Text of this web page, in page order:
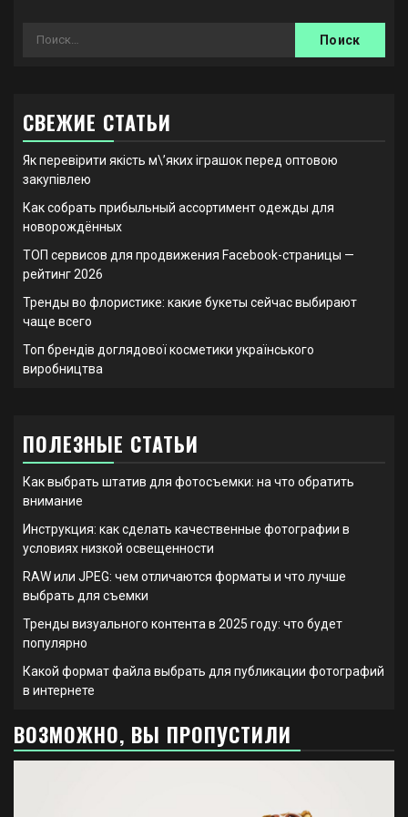
Найти:
СВЕЖИЕ СТАТЬИ
Як перевірити якість м\’яких іграшок перед оптовою
закупівлею
Как собрать прибыльный ассортимент одежды для
новорождённых
ТОП сервисов для продвижения Facebook-страницы —
рейтинг 2026
Тренды во флористике: какие букеты сейчас выбирают
чаще всего
Топ брендів доглядової косметики українського
виробництва
ПОЛЕЗНЫЕ СТАТЬИ
Как выбрать штатив для фотосъемки: на что обратить
внимание
Инструкция: как сделать качественные фотографии в
условиях низкой освещенности
RAW или JPEG: чем отличаются форматы и что лучше
выбрать для съемки
Тренды визуального контента в 2025 году: что будет
популярно
Какой формат файла выбрать для публикации фотографий
в интернете
ВОЗМОЖНО, ВЫ ПРОПУСТИЛИ